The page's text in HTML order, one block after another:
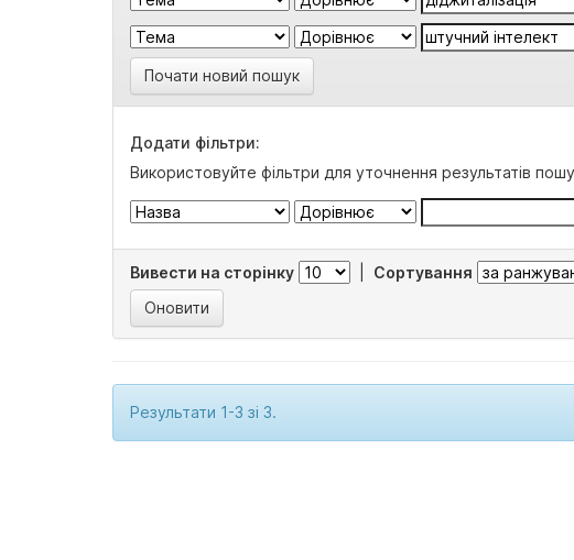
Почати новий пошук
Додати фільтри:
Використовуйте фільтри для уточнення результатів
Вивести на сторінку Сортування
Результати 1-3 зі 3.